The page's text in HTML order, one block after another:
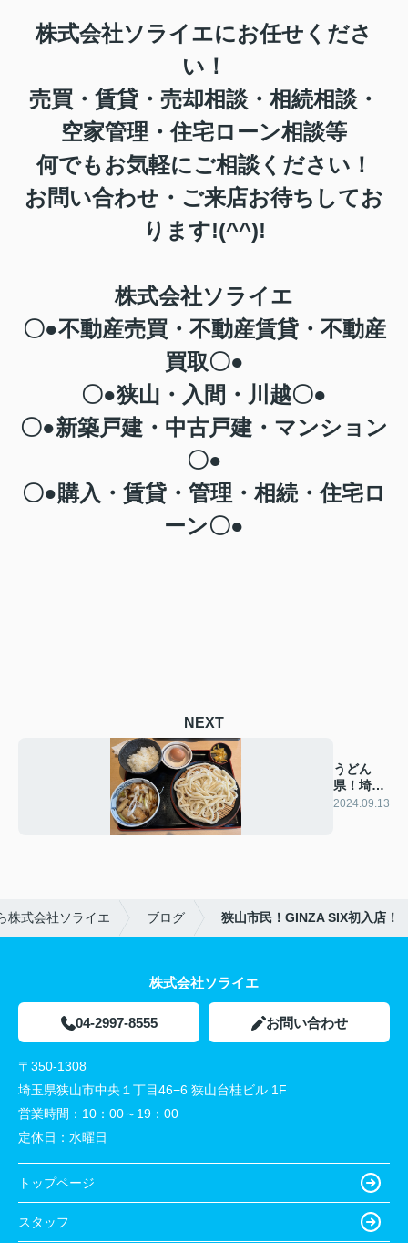
株式会社ソライエにお任せくださ
い！
売買・賃貸・売却相談・相続相談・
空家管理・住宅ローン相談等
何でもお気軽にご相談ください！
お問い合わせ・ご来店お待ちしてお
ります!(^^)!
株式会社ソライエ
〇●不動産売買・不動産賃貸・不動産
買取〇●
〇●狭山・入間・川越〇●
〇●新築戸建・中古戸建・マンション
〇●
〇●購入・賃貸・管理・相続・住宅ロ
ーン〇●
NEXT
うどん
県！埼玉
県！
2024.09.13
株式会社ソライエ ブログ 狭山市民！GINZA SIX初入店！
株式会社ソライエ
04-2997-8555 お問い合わせ
〒350-1308
埼玉県狭山市中央１丁目46−6 狭山台桂ビル 1F
営業時間： 10：00～19：00
定休日： 水曜日
トップページ
スタッフ